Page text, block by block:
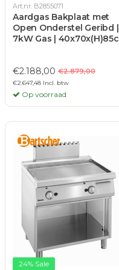
Art.nr. B2855071
Aardgas Bakplaat met
Open Onderstel Geribd |
7kW Gas | 40x70x(H)85c
€2.188,00 €2.879,00
€2.647,48 Incl. btw
Op voorraad
24% Sale